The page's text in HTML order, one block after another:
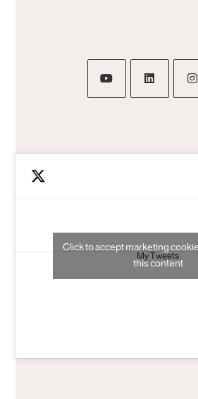
My Tweets
Click to accept marketing
this content